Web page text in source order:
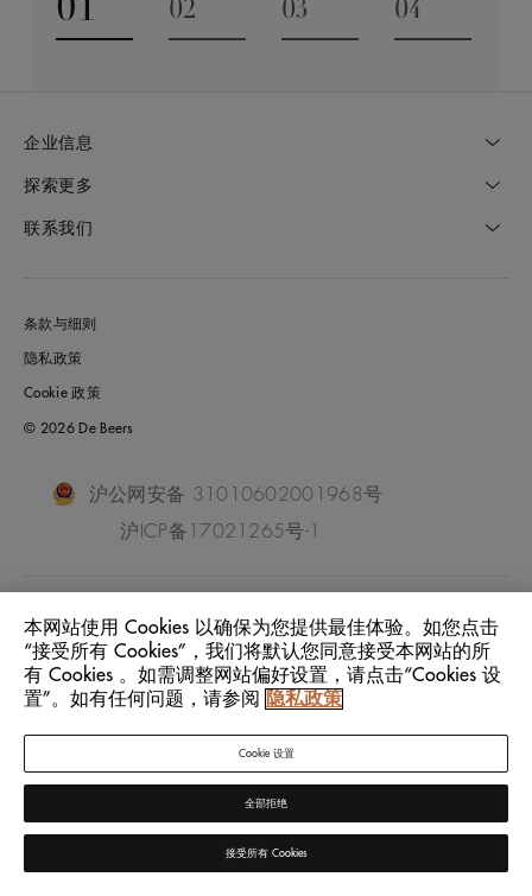
01
Go to slide 1
02
03
04
企业信息
探索更多
联系我们
条款与细则
隐私政策
Cookie 政策
© 2026 De Beers
沪公网安备 31010602001968号
沪ICP备17021265号-1
位置: China Mainland
语言: 中文
本网站使用 Cookies 以确保为您提供最佳体验。如您点击
“接受所有 Cookies”，我们将默认您同意接受本网站的所
有 Cookies 。如需调整网站偏好设置，请点击“Cookies 设
置”。如有任何问题，请参阅
隐私政策
Cookie 设置
全部拒绝
接受所有 Cookies